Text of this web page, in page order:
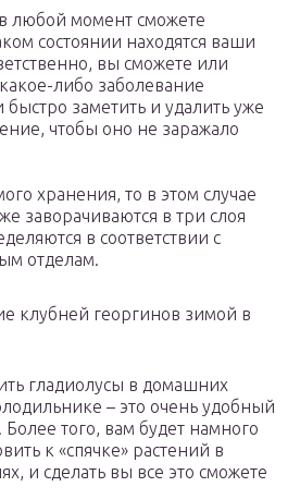
любой момент сможете
состоянии находятся ваши
вы сможете или
либо заболевание
быстро заметить и удалить уже
чтобы оно не заражало
хранения, то в этом случае
заворачиваются в три слоя
в соответствии с
отделам.
клубней георгинов зимой в
гладиолусы в домашних
– это очень удобный
того, вам будет намного
к «спячке» растений в
и сделать вы все это сможете